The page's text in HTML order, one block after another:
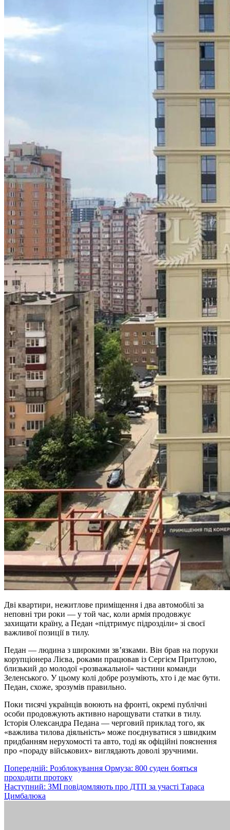
Дві квартири, нежитлове приміщення і два автомобілі за
неповні три роки — у той час, коли армія продовжує
захищати країну, а Педан «підтримує підрозділи» зі своєї
важливої позиції в тилу.
Педан — людина з широкими зв’язками. Він брав на поруки
корупціонера Лієва, роками працював із Сергієм Притулою,
близький до молодої «розважальної» частини команди
Зеленського. У цьому колі добре розуміють, хто і де має бути.
Педан, схоже, зрозумів правильно.
Поки тисячі українців воюють на фронті, окремі публічні
особи продовжують активно нарощувати статки в тилу.
Історія Олександра Педана — черговий приклад того, як
«важлива тилова діяльність» може поєднуватися з швидким
придбанням нерухомості та авто, тоді як офіційні пояснення
про «пораду військових» виглядають доволі зручними.
Навігація
записів
Попередній: Розблокування Ормуза: 800 суден бояться
проходити протоку
Наступний: ЗМІ повідомляють про ДТП за участі Тараса
Цимбалюка